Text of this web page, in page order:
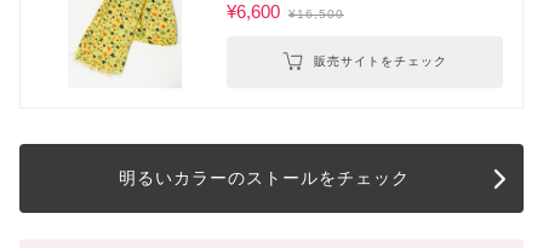
¥6,600 ¥16,500
販売サイトをチェック
明るいカラーのストールをチェック